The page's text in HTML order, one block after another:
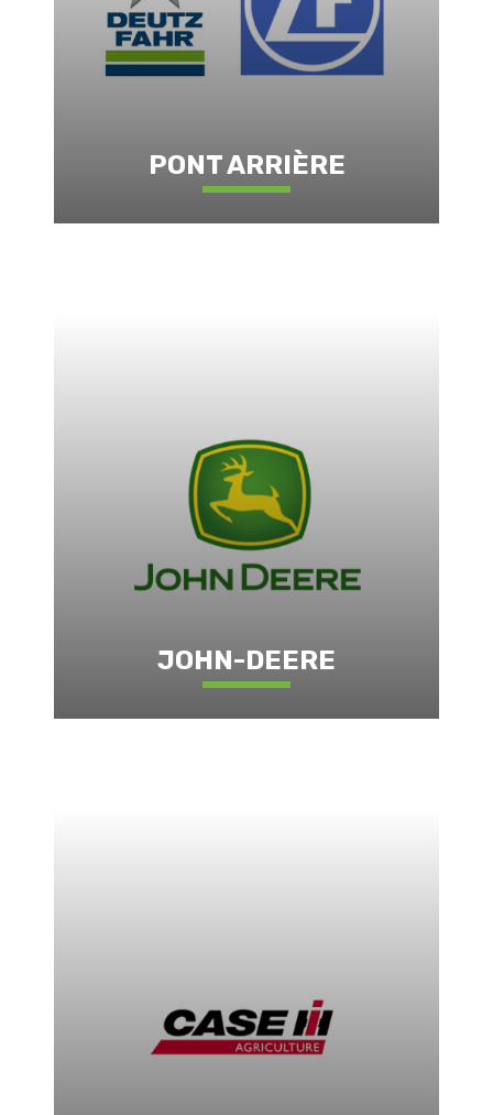
PONT ARRIÈRE
JOHN-DEERE